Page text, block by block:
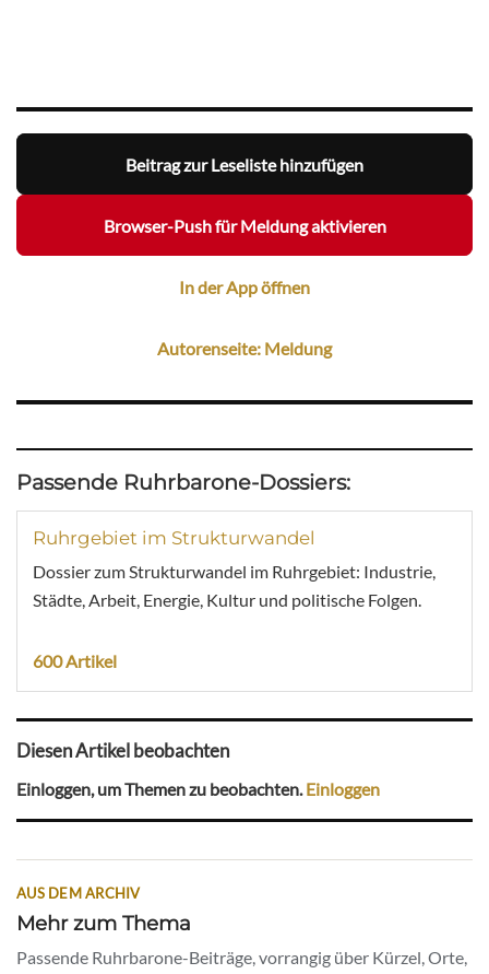
Beitrag zur Leseliste hinzufügen
Browser-Push für Meldung aktivieren
In der App öffnen
Autorenseite: Meldung
Passende Ruhrbarone-Dossiers:
Ruhrgebiet im Strukturwandel
Dossier zum Strukturwandel im Ruhrgebiet: Industrie,
Städte, Arbeit, Energie, Kultur und politische Folgen.
600 Artikel
Diesen Artikel beobachten
Einloggen, um Themen zu beobachten.Einloggen
AUS DEM ARCHIV
Mehr zum Thema
Passende Ruhrbarone-Beiträge, vorrangig über Kürzel, Orte,